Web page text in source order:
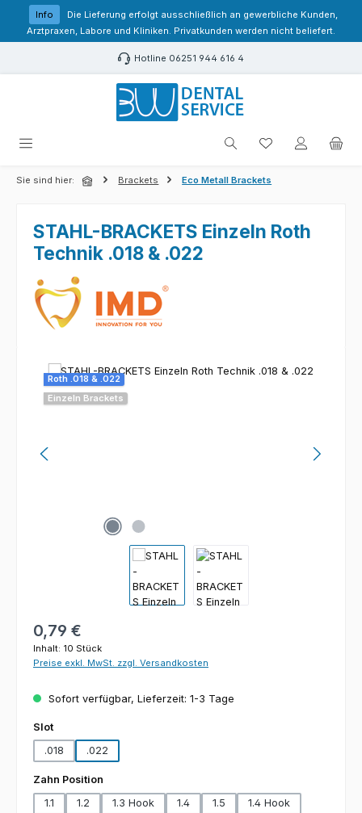
Zum Hauptinhalt springen
Info
Die Lieferung erfolgt ausschließlich an gewerbliche Kunden,
Arztpraxen, Labore und Kliniken. Privatkunden werden nicht beliefert.
Hotline 06251 944 616 4
Du hast 0
Sie sind hier: Brackets Eco Metall Brackets
STAHL-BRACKETS Einzeln Roth
Technik .018 & .022
Bildergalerie überspringen
Roth .018 & .022
Einzeln Brackets
Regulärer Preis:
0,79 €
Inhalt: 10 Stück
Preise exkl. MwSt. zzgl. Versandkosten
Sofort verfügbar, Lieferzeit: 1-3 Tage
Slotauswählen
.018
.022
Zahn Position
1.1
1.2 1.3 Hook 1.4 1.5
1.4 Hook